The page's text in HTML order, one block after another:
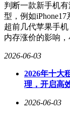
判断一款新手机
型，例如
超前几代苹果手
内存涨价的影响
2026-06-03
2026年十大
理，开启高
2026-06-03